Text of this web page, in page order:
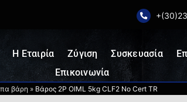
Η Εταιρία Ζύγιση Συσκευασία
Επικοινωνία
βάρη » Βάρος 2P OIML 5kg CLF2 No Cert TR